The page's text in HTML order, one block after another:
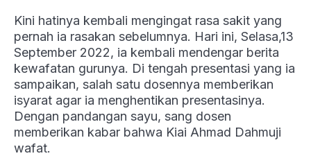
Kini hatinya kembali mengingat rasa sakit yang
pernah ia rasakan sebelumnya. Hari ini, Selasa,13
September 2022, ia kembali mendengar berita
kewafatan gurunya. Di tengah presentasi yang ia
sampaikan, salah satu dosennya memberikan
isyarat agar ia menghentikan presentasinya.
Dengan pandangan sayu, sang dosen
memberikan kabar bahwa Kiai Ahmad Dahmuji
wafat.